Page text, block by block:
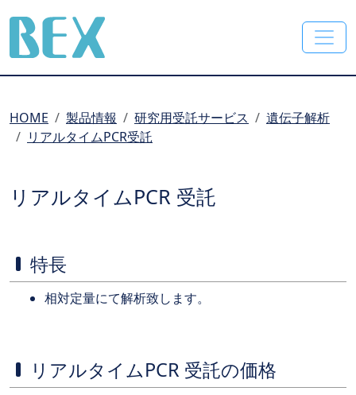
HOME 製品情報 研究用受託サービス
遺伝子解析
リアルタイムPCR受託
リアルタイムPCR 受託
特長
相対定量にて解析致します。
リアルタイムPCR 受託の価格